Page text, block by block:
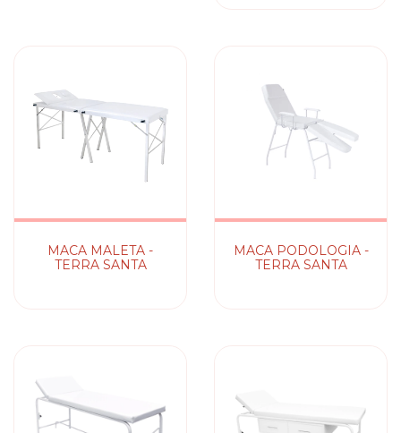
MACA MALETA -
TERRA SANTA
MACA PODOLOGIA -
TERRA SANTA